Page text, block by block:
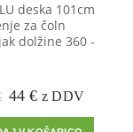
deska 101cm
za čoln
dolžine 360 -
Prvotna
je
44€Trenutna
je:
z DDV